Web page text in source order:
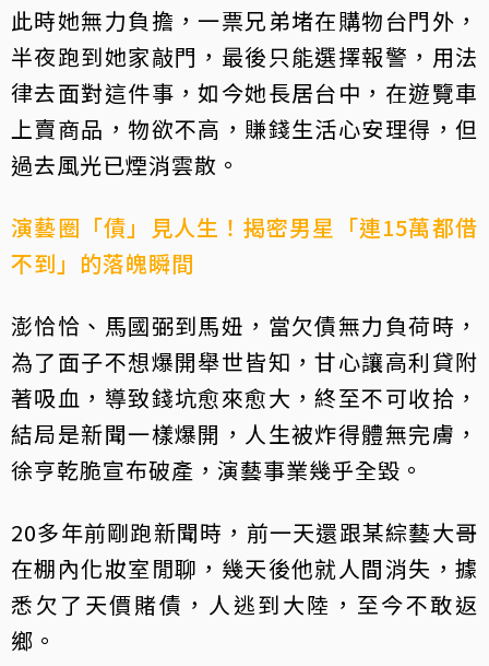
此時她無力負擔，一票兄弟堵在購物台門外，
半夜跑到她家敲門，最後只能選擇報警，用法
律去面對這件事，如今她長居台中，在遊覽車
上賣商品，物欲不高，賺錢生活心安理得，但
過去風光已煙消雲散。
演藝圈「債」見人生！揭密男星「連15萬都借
不到」的落魄瞬間
澎恰恰、馬國弼到馬妞，當欠債無力負荷時，
為了面子不想爆開舉世皆知，甘心讓高利貸附
著吸血，導致錢坑愈來愈大，終至不可收拾，
結局是新聞一樣爆開，人生被炸得體無完膚，
徐亨乾脆宣布破產，演藝事業幾乎全毀。
20多年前剛跑新聞時，前一天還跟某綜藝大哥
在棚內化妝室閒聊，幾天後他就人間消失，據
悉欠了天價賭債，人逃到大陸，至今不敢返
鄉。